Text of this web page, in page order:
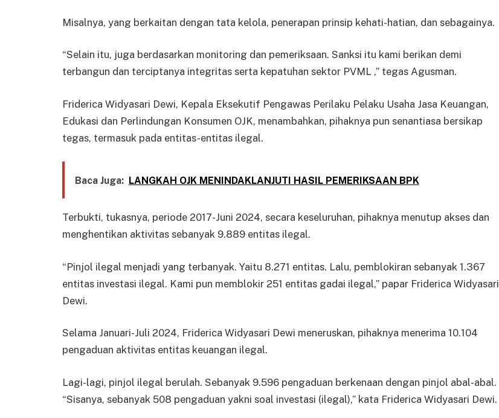
Misalnya, yang berkaitan dengan tata kelola, penerapan prinsip kehati-hatian, dan sebagainya.
“Selain itu, juga berdasarkan monitoring dan pemeriksaan. Sanksi itu kami berikan demi
terbangun dan terciptanya integritas serta kepatuhan sektor PVML ,” tegas Agusman.
Friderica Widyasari Dewi, Kepala Eksekutif Pengawas Perilaku Pelaku Usaha Jasa Keuangan,
Edukasi dan Perlindungan Konsumen OJK, menambahkan, pihaknya pun senantiasa bersikap
tegas, termasuk pada entitas-entitas ilegal.
Baca Juga: LANGKAH OJK MENINDAKLANJUTI HASIL PEMERIKSAAN BPK
Terbukti, tukasnya, periode 2017-Juni 2024, secara keseluruhan, pihaknya menutup akses dan
menghentikan aktivitas sebanyak 9.889 entitas ilegal.
“Pinjol ilegal menjadi yang terbanyak. Yaitu 8.271 entitas. Lalu, pemblokiran sebanyak 1.367
entitas investasi ilegal. Kami pun memblokir 251 entitas gadai ilegal,” papar Friderica Widyasari
Dewi.
Selama Januari-Juli 2024, Friderica Widyasari Dewi meneruskan, pihaknya menerima 10.104
pengaduan aktivitas entitas keuangan ilegal.
Lagi-lagi, pinjol ilegal berulah. Sebanyak 9.596 pengaduan berkenaan dengan pinjol abal-abal.
“Sisanya, sebanyak 508 pengaduan yakni soal investasi (ilegal),” kata Friderica Widyasari Dewi.